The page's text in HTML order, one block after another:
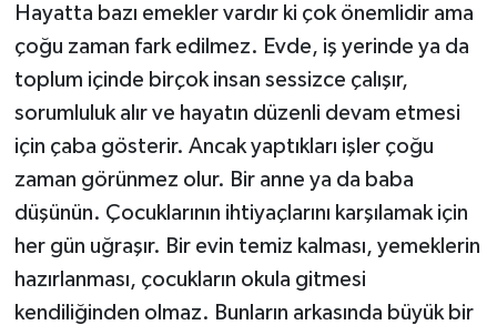
Hayatta bazı emekler vardır ki çok önemlidir ama
çoğu zaman fark edilmez. Evde, iş yerinde ya da
toplum içinde birçok insan sessizce çalışır,
sorumluluk alır ve hayatın düzenli devam etmesi
için çaba gösterir. Ancak yaptıkları işler çoğu
zaman görünmez olur. Bir anne ya da baba
düşünün. Çocuklarının ihtiyaçlarını karşılamak için
her gün uğraşır. Bir evin temiz kalması, yemeklerin
hazırlanması, çocukların okula gitmesi
kendiliğinden olmaz. Bunların arkasında büyük bir